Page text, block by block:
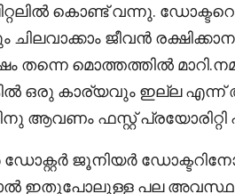
കൊണ്ട് വന്നു.
ജീവൻ
തന്നെ മൊത്തത്തിൽ
ഒരു കാര്യവും ഇല്ല എന്ന്
ആവണം ഫസ്റ്റ്
ഡോക്റ്റർ ജൂനിയർ
ഇതുപോലുള്ള പല